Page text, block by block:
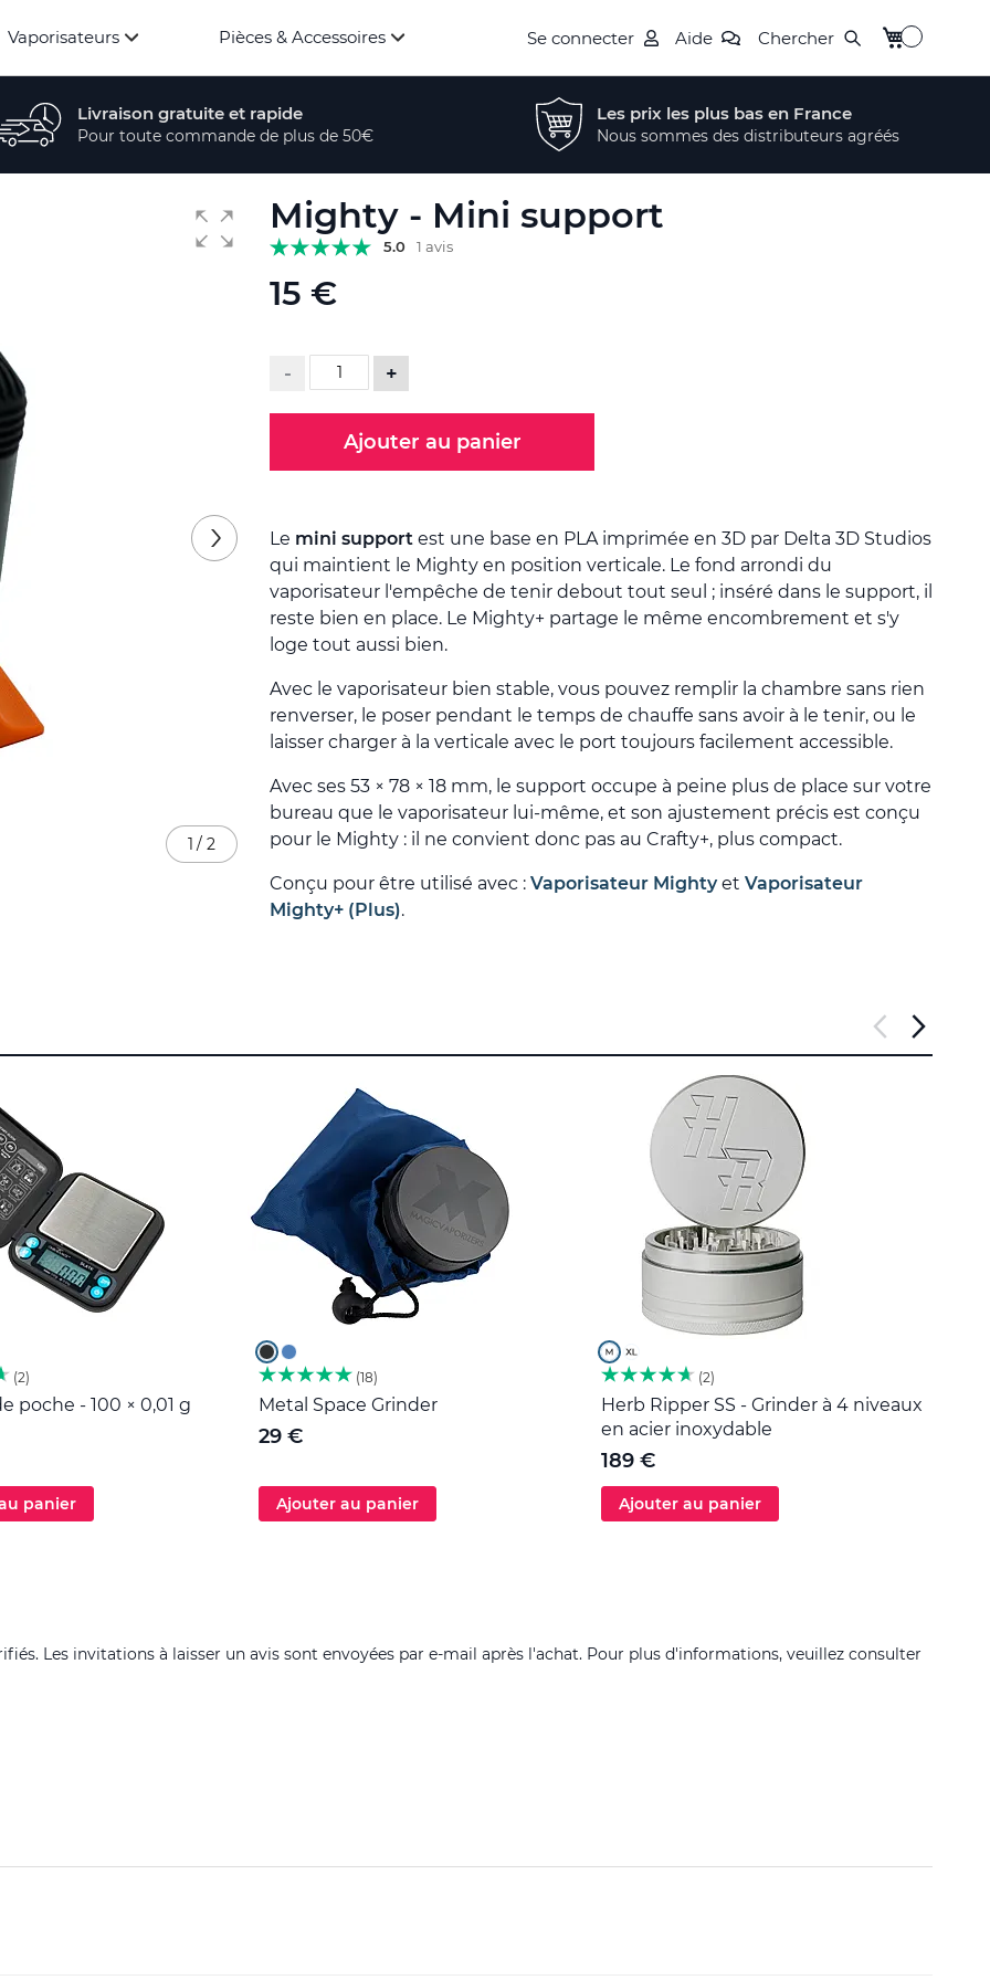
Vaporisateurs Pièces & Accessoires Se connecter Aide Chercher Mon panier
Livraison gratuite et rapide
Pour toute commande de plus de 50€
Les prix les plus bas en France
Nous sommes des distributeurs agréés
Mighty - Mini support
5.0 1 avis
15 €
- +
Ajouter au panier
Le mini support est une base en PLA imprimée en 3D par Delta 3D Studios
qui maintient le Mighty en position verticale. Le fond arrondi du
vaporisateur l'empêche de tenir debout tout seul ; inséré dans le support, il
reste bien en place. Le Mighty+ partage le même encombrement et s'y
loge tout aussi bien.
Avec le vaporisateur bien stable, vous pouvez remplir la chambre sans rien
renverser, le poser pendant le temps de chauffe sans avoir à le tenir, ou le
laisser charger à la verticale avec le port toujours facilement accessible.
Avec ses 53 × 78 × 18 mm, le support occupe à peine plus de place sur votre
bureau que le vaporisateur lui-même, et son ajustement précis est conçu
pour le Mighty : il ne convient donc pas au Crafty+, plus compact.
Conçu pour être utilisé avec : Vaporisateur Mightyet Vaporisateur
Mighty+ (Plus).
1 / 2
2
poche - 100 × 0,01 g
panier
18
Metal Space Grinder
29 €
Ajouter au panier
2
Herb Ripper SS - Grinder à 4 niveaux
en acier inoxydable
189 €
Ajouter au panier
Les invitations à laisser un avis sont envoyées par e-mail après l'achat. Pour plus d'informations, veuillez consulter